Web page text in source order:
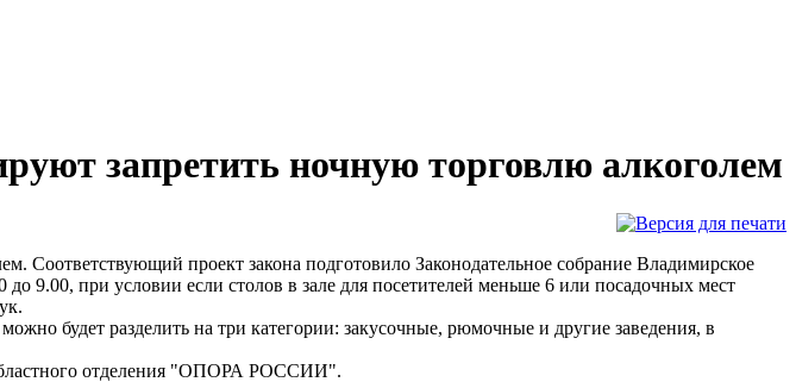
запретить ночную торговлю алкоголем
проект закона подготовило Законодательное собрание Владимирское
9.00, при условии если столов в зале для посетителей меньше 6 или посадочных мест
будет разделить на три категории: закусочные, рюмочные и другие заведения, в
отделения "ОПОРА РОССИИ".